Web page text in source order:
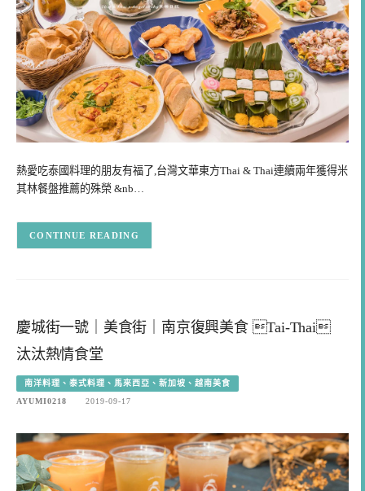
熱愛吃泰國料理的朋友有福了,台灣文華東方Thai & Thai連續兩年獲得米
其林餐盤推薦的殊榮 &nb…
CONTINUE READING
慶城街一號｜美食街｜南京復興美食 Tai-Thai
汰汰熱情食堂
南洋料理、泰式料理、馬來西亞、新加坡、越南美食
AYUMI0218
2019-09-17